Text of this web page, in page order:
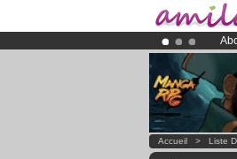
Le
Accueil > Liste